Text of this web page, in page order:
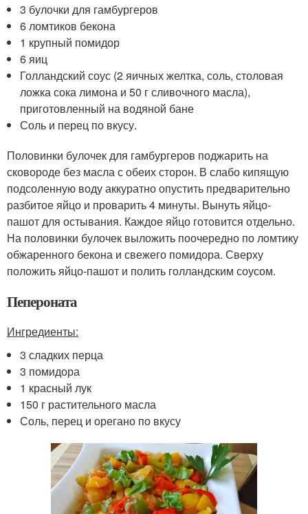
3 булочки для гамбургеров
6 ломтиков бекона
1 крупный помидор
6 яиц
Голландский соус (2 яичных желтка, соль, столовая
ложка сока лимона и 50 г сливочного масла),
приготовленный на водяной бане
Соль и перец по вкусу.
Половинки булочек для гамбургеров поджарить на
сковороде без масла с обеих сторон. В слабо кипящую
подсоленную воду аккуратно опустить предварительно
разбитое яйцо и проварить 4 минуты. Вынуть яйцо-
пашот для остывания. Каждое яйцо готовится отдельно.
На половинки булочек выложить поочередно по ломтику
обжаренного бекона и свежего помидора. Сверху
положить яйцо-пашот и полить голландским соусом.
Пепероната
Ингредиенты:
3 сладких перца
3 помидора
1 красный лук
150 г растительного масла
Соль, перец и орегано по вкусу